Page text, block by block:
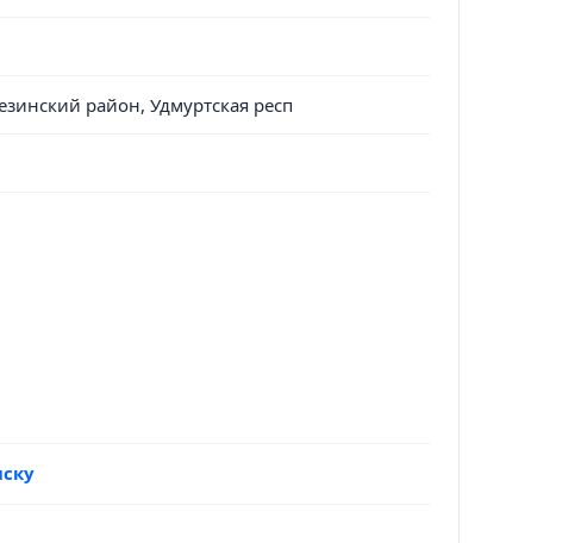
район, Удмуртская респ